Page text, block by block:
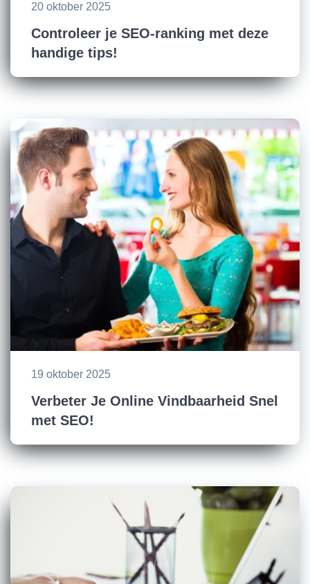
20 oktober 2025
Controleer je SEO-ranking met deze
handige tips!
19 oktober 2025
Verbeter Je Online Vindbaarheid Snel
met SEO!